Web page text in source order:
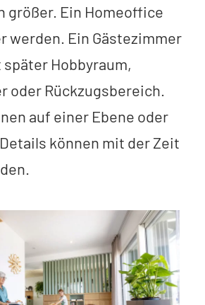
größer. Ein Homeoffice
werden. Ein Gästezimmer
Hobbyraum,
oder Rückzugsbereich.
auf einer Ebene oder
können mit der Zeit